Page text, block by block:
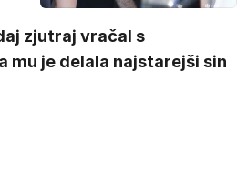
zjutraj vračal s
mu je delala najstarejši sin